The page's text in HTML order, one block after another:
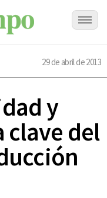
29 de abril de 2013
y
clave del